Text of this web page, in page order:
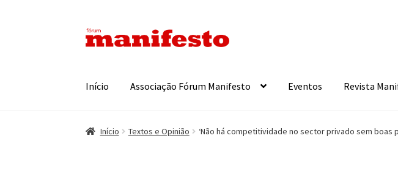
Ir
para
Saltar
para
Início Associação Fórum Manifesto Eventos Revista
Início Textos e Opinião ‘Não há competitividade no sector privado sem boas